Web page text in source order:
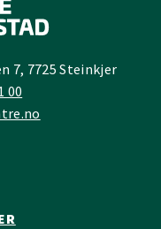
7, 7725 Steinkjer
00